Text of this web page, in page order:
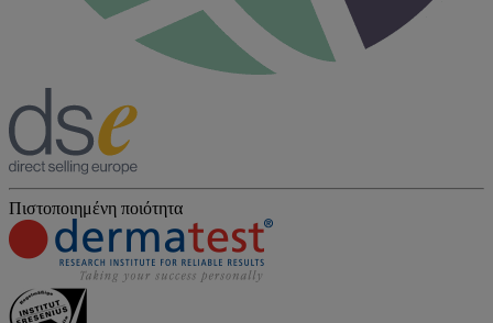
Πιστοποιημένη ποιότητα